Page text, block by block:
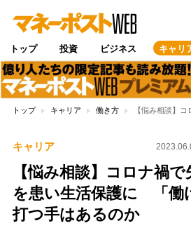
トップ 投資 ビジネス キャリ
トップ キャリア 働き方 【悩み相談】
キャリア
【悩み相談】コロナ禍
を患い生活保護に 「働
打つ手はあるのか